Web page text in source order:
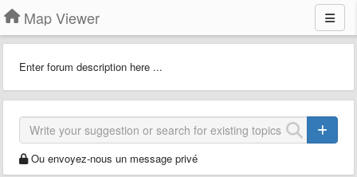
Map Viewer
Enter forum description here ...
Ou envoyez-nous un message privé